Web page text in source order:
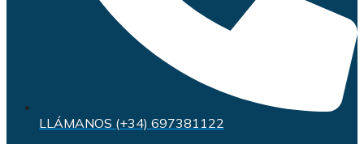
LLÁMANOS (+34) 697381122